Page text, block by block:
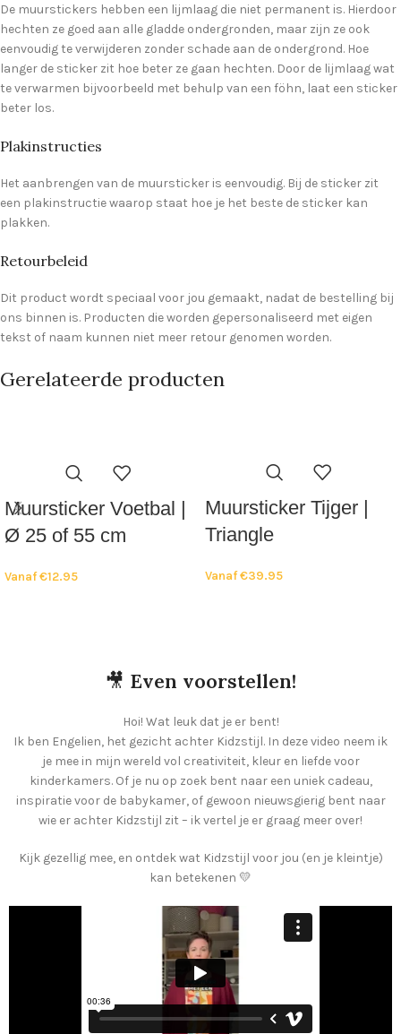
De muurstickers hebben een lijmlaag die niet permanent is. Hierdoor
hechten ze goed aan alle gladde ondergronden, maar zijn ze ook
eenvoudig te verwijderen zonder schade aan de ondergrond. Hoe
langer de sticker zit hoe beter ze gaan hechten. Door de lijmlaag wat
te verwarmen bijvoorbeeld met behulp van een föhn, laat een sticker
beter los.
Plakinstructies
Het aanbrengen van de muursticker is eenvoudig. Bij de sticker zit
een plakinstructie waarop staat hoe je het beste de sticker kan
plakken.
Retourbeleid
Dit product wordt speciaal voor jou gemaakt, nadat de bestelling bij
ons binnen is. Producten die worden gepersonaliseerd met eigen
tekst of naam kunnen niet meer retour genomen worden.
Gerelateerde producten
Muursticker Voetbal |
Ø 25 of 55 cm
Vanaf€12.95
Muursticker Tijger |
Triangle
Vanaf€39.95
🎥 Even voorstellen!
Hoi! Wat leuk dat je er bent!
Ik ben Engelien, het gezicht achter Kidzstijl. In deze video neem ik
je mee in mijn wereld vol creativiteit, kleur en liefde voor
kinderkamers. Of je nu op zoek bent naar een uniek cadeau,
inspiratie voor de babykamer, of gewoon nieuwsgierig bent naar
wie er achter Kidzstijl zit – ik vertel je er graag meer over!
Kijk gezellig mee, en ontdek wat Kidzstijl voor jou (en je kleintje)
kan betekenen 💛